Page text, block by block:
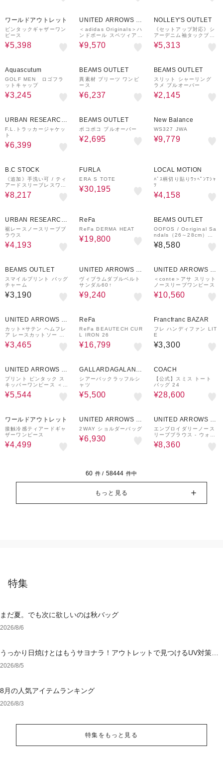
ワールドアウトレット
ピンタックギャザーワン
ピース
¥5,398
UNITED ARROWS O
UTLET
＜adidas Originals＞ハ
ンドボール スペツィアル
スニーカー
¥9,570
NOLLEY'S OUTLET
《セットアップ対応》シ
アーデニム袖タックブラ
ウス
¥5,313
Aquascutum
GOLF MEN ロゴフラ
ットキャップ
¥3,245
BEAMS OUTLET
異素材 プリーツ ワンピ
ース
¥6,237
BEAMS OUTLET
スリット シャーリング
ラメ プルオーバー
¥2,145
URBAN RESEARCH
ware house
F.L.トラッカージャケッ
ト
¥6,399
BEAMS OUTLET
ポコポコ プルオーバー
¥2,695
New Balance
WS327 JWA
¥9,779
B.C STOCK
《追加》手洗い可 / ティ
アードスリーブレスワン
ピース
¥8,217
FURLA
ERA S TOTE
¥30,195
LOCAL MOTION
ﾊﾞｽ柄切り貼りﾜｯﾍﾟﾝTｼｬ
ﾂ
¥4,158
URBAN RESEARCH
ware house
裾レースノースリーブブ
ラウス
¥4,193
ReFa
ReFa DERMA HEAT
¥19,800
BEAMS OUTLET
OOFOS / Ooriginal Sa
ndals（26～28cm）
（水陸両用）
¥8,580
BEAMS OUTLET
スマイルプリント バッグ
チャーム
¥3,190
UNITED ARROWS O
UTLET
ヴィブラムダブルベルト
サンダル60↑
¥9,240
UNITED ARROWS O
UTLET
＜conte＞アサ スリット
ノースリーブワンピース
¥10,560
UNITED ARROWS O
UTLET
カット×サテン ヘムフレ
ア レースカットソー ブ
ラック＆グレー ＜A DA
Y IN THE LIFE＞
¥3,465
ReFa
ReFa BEAUTECH CUR
L IRON 26
¥16,799
Francfranc BAZAR
フレ ハンディファン LIT
E
¥3,300
UNITED ARROWS O
UTLET
プリント ピンタック ス
キッパーワンピース ＜A
DAY IN THE LIFE＞
¥5,544
GALLARDAGALANT
E
シアーバックラッフルシ
ャツ
¥5,500
COACH
【公式】スミス トート
バッグ 24
¥28,600
ワールドアウトレット
接触冷感ティアードギャ
ザーワンピース
¥4,499
UNITED ARROWS O
UTLET
2WAY ショルダーバッグ
¥6,930
UNITED ARROWS O
UTLET
エンブロイダリーノース
リーブブラウス - ウォッ
シャブル -
¥8,360
60 件 / 58444 件中
もっと見る
特集
まだ夏。でも次に欲しいのは秋バッグ
2026/8/6
うっかり日焼けとはもうサヨナラ！アウトレットで見つけるUV対策ウ
ェア
2026/8/5
8月の人気アイテムランキング
2026/8/3
特集をもっと見る